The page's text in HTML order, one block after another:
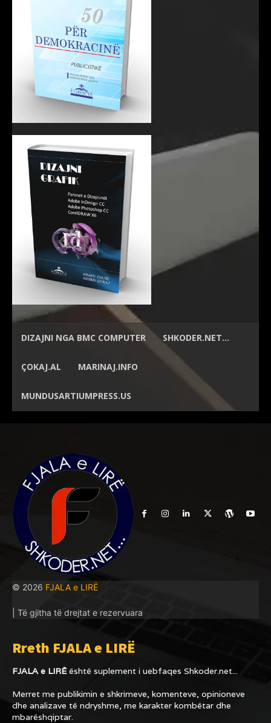
DIZAJNI NGA BMC COMPUTER SHKODER.NET…
ÇOKAJ.AL MARINAJ.INFO
MUNDUSARTIUMPRESS.US
© 2026 FJALA e LIRË
| Të gjitha të drejtat e rezervuara
Rreth FJALA e LIRË
FJALA e LIRËështë suplement i uebfaqes Shkoder.net...
Merret me publikimin e shkrimeve, komenteve, opinioneve
dhe analizave të ndryshme, me karakter kombëtar dhe
mbarëshqiptar.